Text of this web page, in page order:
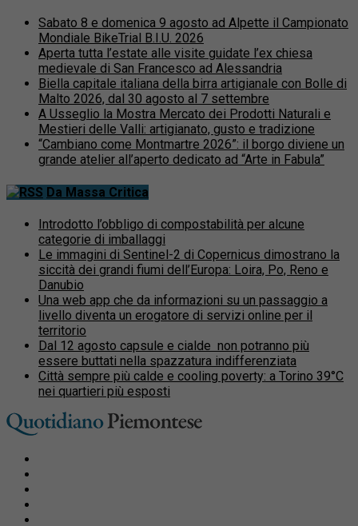
Sabato 8 e domenica 9 agosto ad Alpette il Campionato
Mondiale BikeTrial B.I.U. 2026
Aperta tutta l’estate alle visite guidate l’ex chiesa
medievale di San Francesco ad Alessandria
Biella capitale italiana della birra artigianale con Bolle di
Malto 2026, dal 30 agosto al 7 settembre
A Usseglio la Mostra Mercato dei Prodotti Naturali e
Mestieri delle Valli: artigianato, gusto e tradizione
“Cambiano come Montmartre 2026”: il borgo diviene un
grande atelier all’aperto dedicato ad “Arte in Fabula”
Da Massa Critica
Introdotto l’obbligo di compostabilità per alcune
categorie di imballaggi
Le immagini di Sentinel-2 di Copernicus dimostrano la
siccità dei grandi fiumi dell’Europa: Loira, Po, Reno e
Danubio
Una web app che da informazioni su un passaggio a
livello diventa un erogatore di servizi online per il
territorio
Dal 12 agosto capsule e cialde non potranno più
essere buttati nella spazzatura indifferenziata
Città sempre più calde e cooling poverty: a Torino 39°C
nei quartieri più esposti